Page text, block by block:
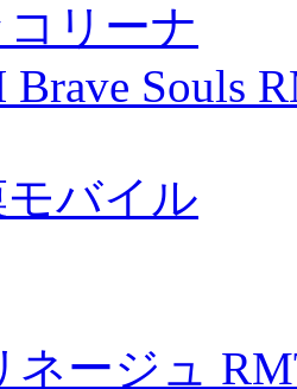
リーナ
Souls
バイル
ネージュ